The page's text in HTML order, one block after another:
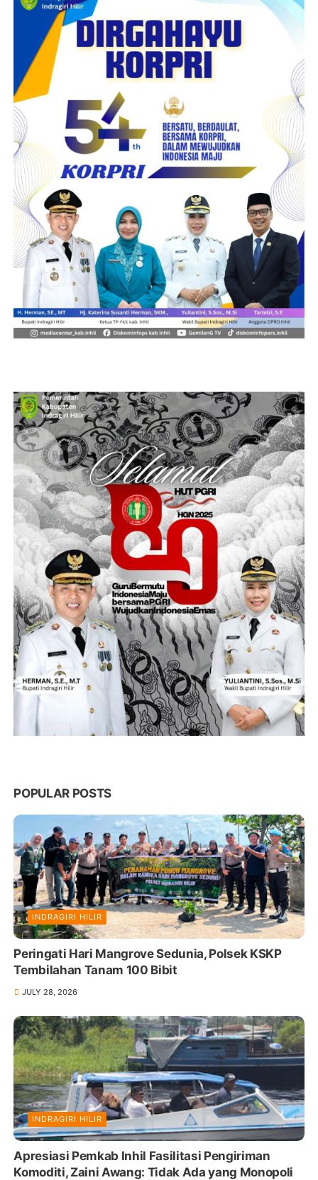
POPULAR POSTS
INDRAGIRI HILIR
Peringati Hari Mangrove Sedunia, Polsek KSKP
Tembilahan Tanam 100 Bibit
JULY 28, 2026
INDRAGIRI HILIR
Apresiasi Pemkab Inhil Fasilitasi Pengiriman
Komoditi, Zaini Awang: Tidak Ada yang Monopoli